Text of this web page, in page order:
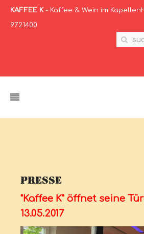
KAFFEE K - Kaffee & Wein im
9721400
Presse
"Kaffee K" öffnet seine
13.05.2017